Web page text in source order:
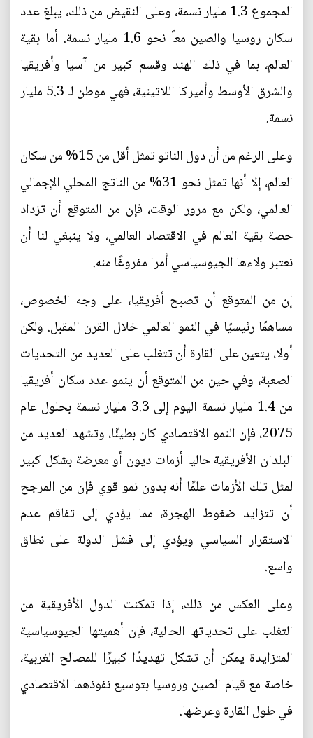
المجموع 1.3 مليار نسمة، وعلى النقيض من ذلك، يبلغ عدد
سكان روسيا والصين معاً نحو 1.6 مليار نسمة. أما بقية
العالم، بما في ذلك الهند وقسم كبير من آسيا وأفريقيا
والشرق الأوسط وأميركا اللاتينية، فهي موطن لـ 5.3 مليار
نسمة.
وعلى الرغم من أن دول الناتو تمثل أقل من 15% من سكان
العالم، إلا أنها تمثل نحو 31% من الناتج المحلي الإجمالي
العالمي، ولكن مع مرور الوقت، فإن من المتوقع أن تزداد
حصة بقية العالم في الاقتصاد العالمي، ولا ينبغي لنا أن
نعتبر ولاءها الجيوسياسي أمرا مفروغًا منه.
إن من المتوقع أن تصبح أفريقيا، على وجه الخصوص،
مساهمًا رئيسيًا في النمو العالمي خلال القرن المقبل. ولكن
أولا، يتعين على القارة أن تتغلب على العديد من التحديات
الصعبة، وفي حين من المتوقع أن ينمو عدد سكان أفريقيا
من 1.4 مليار نسمة اليوم إلى 3.3 مليار نسمة بحلول عام
2075، فإن النمو الاقتصادي كان بطيئًا، وتشهد العديد من
البلدان الأفريقية حاليا أزمات ديون أو معرضة بشكل كبير
لمثل تلك الأزمات علمًا أنه بدون نمو قوي فإن من المرجح
أن تتزايد ضغوط الهجرة، مما يؤدي إلى تفاقم عدم
الاستقرار السياسي ويؤدي إلى فشل الدولة على نطاق
واسع.
وعلى العكس من ذلك، إذا تمكنت الدول الأفريقية من
التغلب على تحدياتها الحالية، فإن أهميتها الجيوسياسية
المتزايدة يمكن أن تشكل تهديدًا كبيرًا للمصالح الغربية،
خاصة مع قيام الصين وروسيا بتوسيع نفوذهما الاقتصادي
في طول القارة وعرضها.